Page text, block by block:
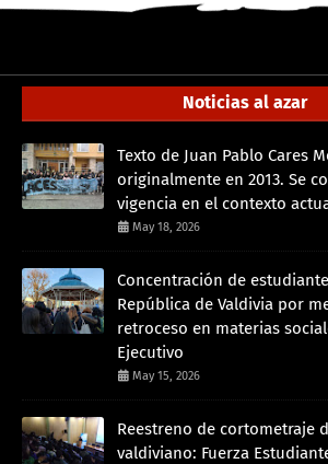
Noticias al azar
Texto de Juan Pablo Cares
originalmente en 2013. Se
vigencia en el contexto
May 18, 2026
Concentración de
República de Valdivia por
retroceso en materias
Ejecutivo
May 15, 2026
Reestreno de cortometraje
valdiviano: Fuerza